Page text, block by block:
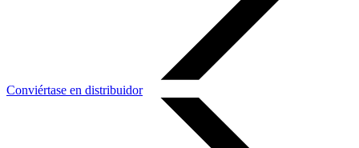
Conviértase en distribuidor